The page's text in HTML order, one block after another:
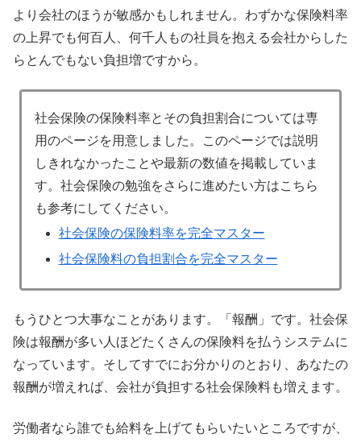
より会社のほうが敏感かもしれません。わずかな保険料率
の上昇でも何百人、何千人もの社員を抱える会社からした
らとんでもない負担増ですから。
社会保険の保険料率とその負担割合については専
用のページを用意しました。このページでは説明
しきれなかったことや最新の数値を掲載していま
す。社会保険の勉強をさらに進めたい方はこちら
も参考にしてください。
社会保険の保険料率を完全マスター
社会保険料の負担割合を完全マスター
もうひとつ大事なことがあります。「報酬」です。社会保
険は報酬が多い人ほどたくさんの保険料を払うシステムに
なっています。そしてすでにお分かりのとおり、あなたの
報酬が増えれば、会社が負担する社会保険料も増えます。
労働者なら誰でも給料を上げてもらいたいところですが、